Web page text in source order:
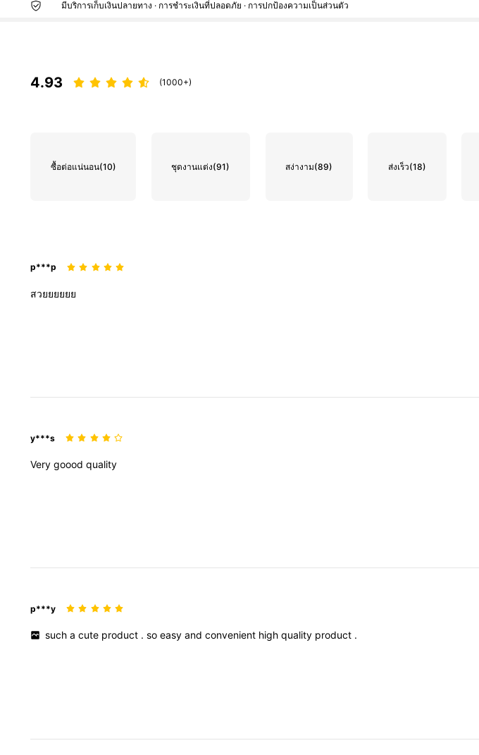
มีบริการเก็บเงินปลายทาง · การชำระเงินที่ปลอดภัย · การปกป้องความเป็นส่วนตัว
4.93 (1000+)
ซื้อต่อแน่นอน(10) ชุดงานแต่ง(91) สง่างาม(89) ส่งเร็ว(18)
p***p
สวยยยยยย
y***s
Very goood quality
p***y
suchacute product .soeasyandconvenient highquality product .